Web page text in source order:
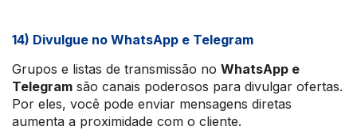
14) Divulgue no WhatsApp e Telegram
Grupos e listas de transmissão no WhatsApp e
Telegram são canais poderosos para divulgar ofertas.
Por eles, você pode enviar mensagens diretas
aumenta a proximidade com o cliente.